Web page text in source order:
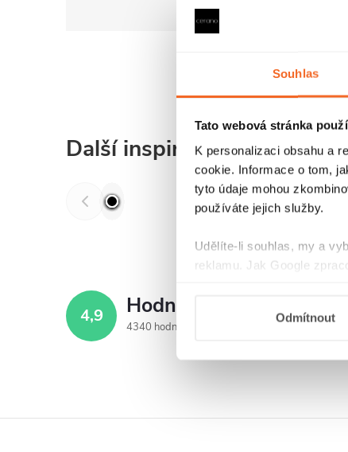
Souhlas
Tato webová stránka
K personalizaci obsahu a
cookie. Informace o tom,
tyto údaje mohou
používáte jejich služby.
Udělíte-li souhlas, my a
reklamu. Jak Google
Odmítnout
Další inspirace
4,9 Hodnocení zákazníků
4340 hodnocení Zobrazit recenze